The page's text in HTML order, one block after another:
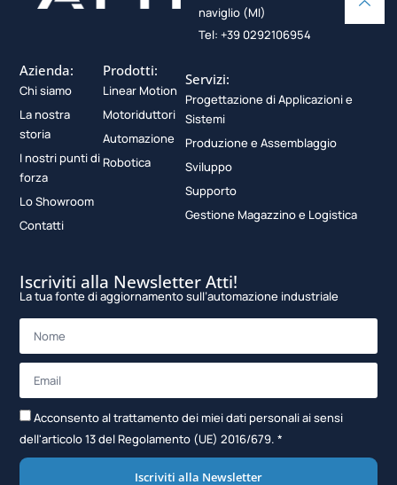
naviglio (MI)
Tel: +39 0292106954
Azienda:
Chi siamo
La nostra
storia
I nostri punti di
forza
Lo Showroom
Contatti
Prodotti:
Linear Motion
Motoriduttori
Automazione
Robotica
Servizi:
Progettazione di Applicazioni e
Sistemi
Produzione e Assemblaggio
Sviluppo
Supporto
Gestione Magazzino e Logistica
Iscriviti alla Newsletter Atti!
La tua fonte di aggiornamento sull’automazione industriale
Acconsento al trattamento dei miei dati personali ai sensi
dell'articolo 13 del Regolamento (UE) 2016/679. *
Iscriviti alla Newsletter